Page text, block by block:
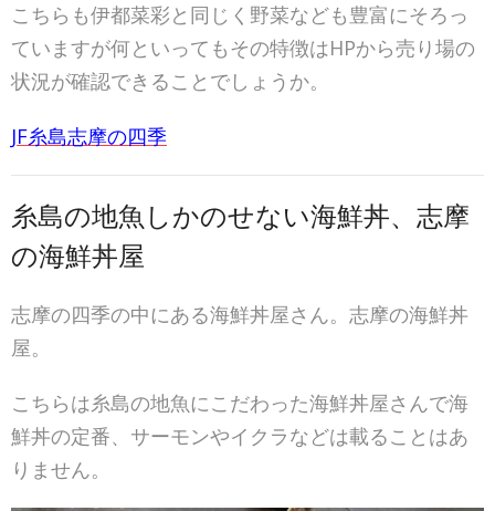
こちらも伊都菜彩と同じく野菜なども豊富にそろっ
ていますが何といってもその特徴はHPから売り場の
状況が確認できることでしょうか。
JF糸島志摩の四季
糸島の地魚しかのせない海鮮丼、志摩
の海鮮丼屋
志摩の四季の中にある海鮮丼屋さん。志摩の海鮮丼
屋。
こちらは糸島の地魚にこだわった海鮮丼屋さんで海
鮮丼の定番、サーモンやイクラなどは載ることはあ
りません。